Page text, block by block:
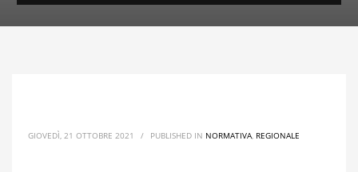
GIOVEDÌ, 21 OTTOBRE 2021 / PUBLISHED IN NORMATIVA, REGIONALE